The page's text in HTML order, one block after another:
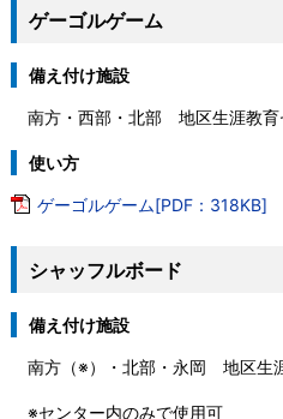
ゲーゴルゲーム
備え付け施設
南方・西部・北部 地区生涯教育
使い方
ゲーゴルゲーム[PDF：318KB]
シャッフルボード
備え付け施設
南方（※）・北部・永岡 地区生
※センター内のみで使用可